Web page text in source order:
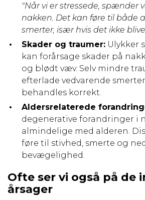
"Når vi er stressede, spænder
nakken. Det kan føre til både
smerter, især hvis det ikke
Skader og traumer: Ulykker
kan forårsage skader på
og blødt væv. Selv mindre
efterlade vedvarende
behandles korrekt.
Aldersrelaterede
degenerative forandringer i
almindelige med alderen.
føre til stivhed, smerte og
bevægelighed.
Ofte ser vi også på de
årsager